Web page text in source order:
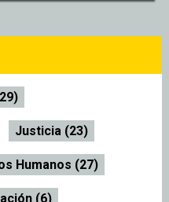
Justicia (23)
Humanos (27)
(6)